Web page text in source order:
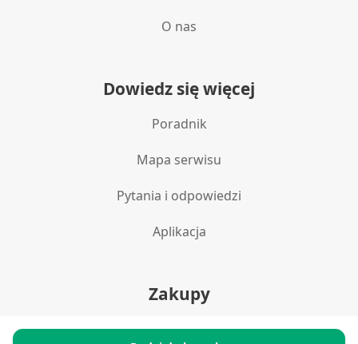
O nas
Dowiedz się więcej
Poradnik
Mapa serwisu
Pytania i odpowiedzi
Aplikacja
Zakupy
Polityka prywatności